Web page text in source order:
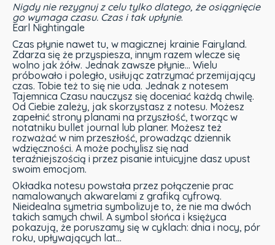
Nigdy nie rezygnuj z celu tylko dlatego, że osiągnięcie
go wymaga czasu. Czas i tak upłynie.
Earl Nightingale
Czas płynie nawet tu, w magicznej krainie Fairyland.
Zdarza się że przyspiesza, innym razem wlecze się
wolno jak żółw. Jednak zawsze płynie… Wielu
próbowało i poległo, usiłując zatrzymać przemijający
czas. Tobie też to się nie uda. Jednak z notesem
Tajemnica Czasu nauczysz się doceniać każdą chwilę.
Od Ciebie zależy, jak skorzystasz z notesu. Możesz
zapełnić strony planami na przyszłość, tworząc w
notatniku bullet journal lub planer. Możesz też
rozważać w nim przeszłość, prowadząc dziennik
wdzięczności. A może pochylisz się nad
teraźniejszością i przez pisanie intuicyjne dasz upust
swoim emocjom.
Okładka notesu powstała przez połączenie prac
namalowanych akwarelami z grafiką cyfrową.
Nieidealna symetria symbolizuje to, że nie ma dwóch
takich samych chwil. A symbol słońca i księżyca
pokazują, że poruszamy się w cyklach: dnia i nocy, pór
roku, upływających lat…